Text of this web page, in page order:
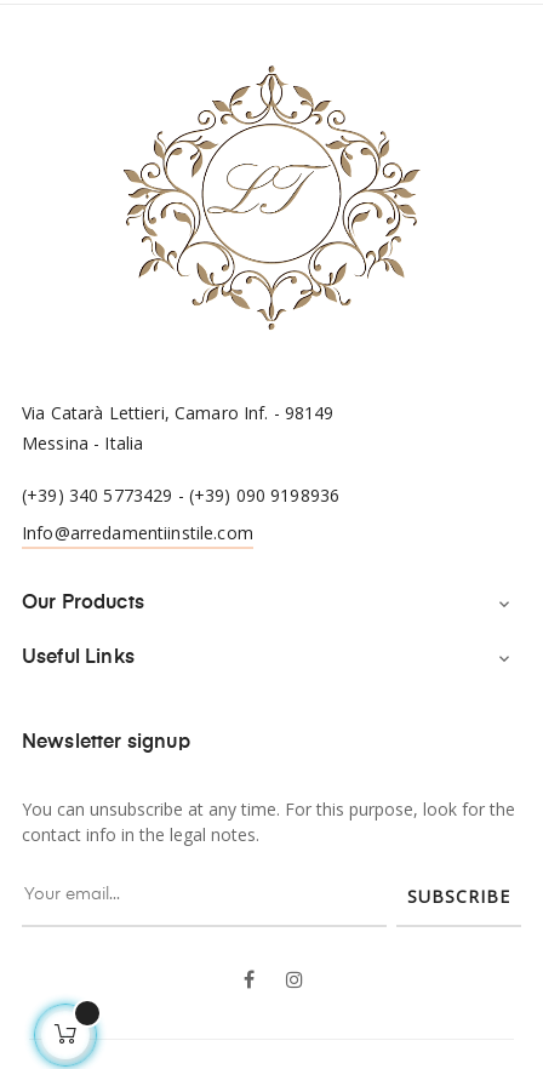
Via Catarà Lettieri, Camaro Inf. - 98149
Messina - Italia
(+39) 340 5773429 - (+39) 090 9198936
Info@arredamentiinstile.com
Our Products 
Useful Links 
Newsletter signup
You can unsubscribe at any time. For this purpose, look for the
contact info in the legal notes.
SUBSCRIBE
Facebook